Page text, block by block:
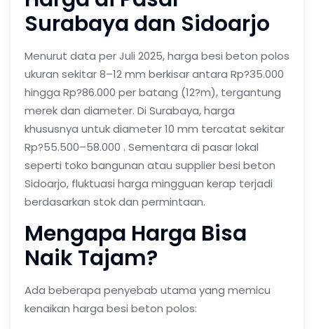
Surabaya dan Sidoarjo
Menurut data per Juli 2025,harga besi beton polos
ukuran sekitar 8–12 mm berkisar antara Rp?35.000
hingga Rp?86.000 per batang (12?m), tergantung
merek dan diameter. Di Surabaya, harga
khususnya untuk diameter 10 mm tercatat sekitar
Rp?55.500–58.000 . Sementara di pasar lokal
seperti toko bangunan atau supplier besi beton
Sidoarjo, fluktuasi harga mingguan kerap terjadi
berdasarkan stok dan permintaan.
Mengapa Harga Bisa
Naik Tajam?
Ada beberapa penyebab utama yang memicu
kenaikan harga besi beton polos: